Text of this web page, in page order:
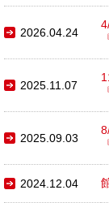
2026.04.24
2025.11.07
2025.09.03
2024.12.04